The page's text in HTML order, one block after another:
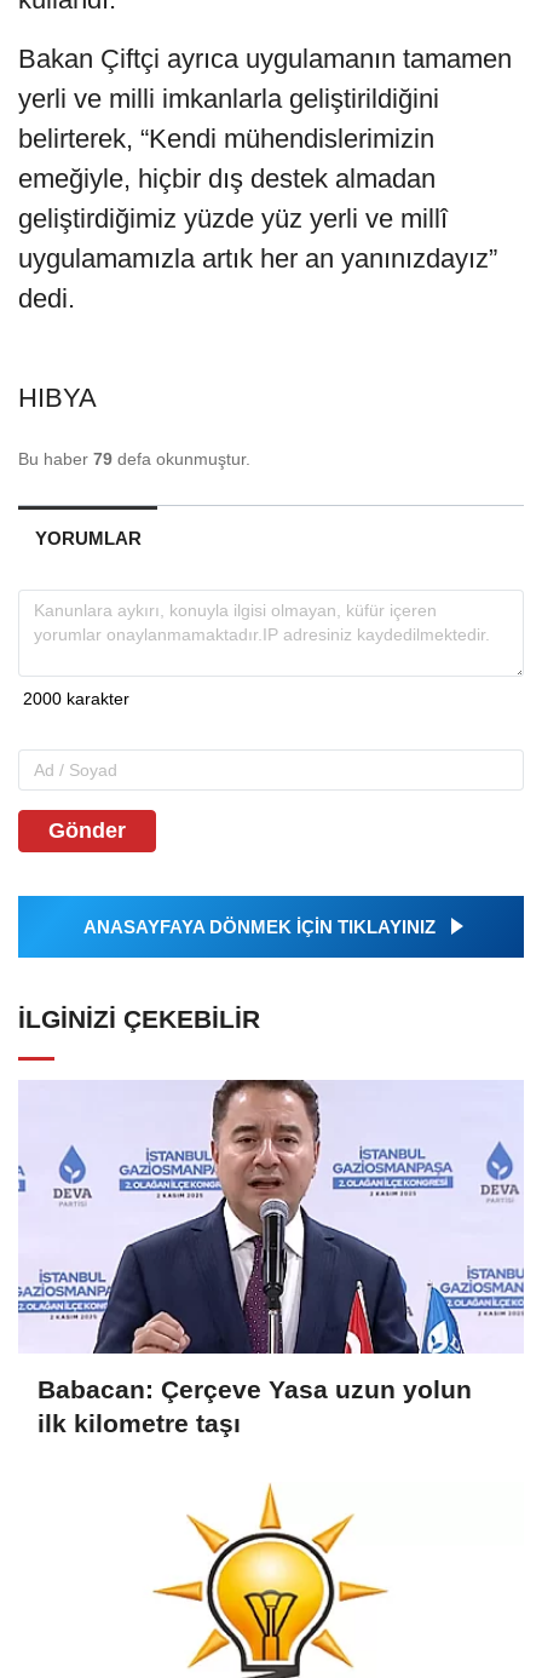
Bakan Çiftçi ayrıca uygulamanın tamamen
yerli ve milli imkanlarla geliştirildiğini
belirterek, “Kendi mühendislerimizin
emeğiyle, hiçbir dış destek almadan
geliştirdiğimiz yüzde yüz yerli ve millî
uygulamamızla artık her an yanınızdayız”
dedi.
HIBYA
Bu haber 79 defa okunmuştur.
YORUMLAR
Gönder
ANASAYFAYA DÖNMEK İÇİN TIKLAYINIZ
İLGINIZI ÇEKEBILIR
Babacan: Çerçeve Yasa uzun yolun
ilk kilometre taşı